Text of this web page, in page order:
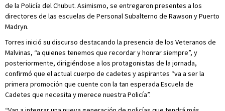
de la Policía del Chubut. Asimismo, se entregaron presentes a los
directores de las escuelas de Personal Subalterno de Rawson y Puerto
Madryn.
Torres inició su discurso destacando la presencia de los Veteranos de
Malvinas, “a quienes tenemos que recordar y honrar siempre”, y
posteriormente, dirigiéndose a los protagonistas de la jornada,
confirmó que el actual cuerpo de cadetes y aspirantes “va a ser la
primera promoción que cuente con la tan esperada Escuela de
Cadetes que necesita y merece nuestra Policía”.